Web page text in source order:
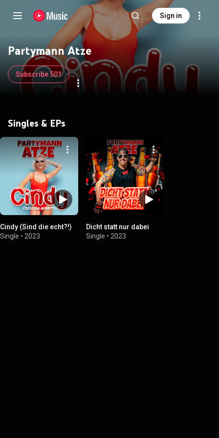
Sign in
Partymann Atze
Subscribe 501
Singles & EPs
Cindy (Sind die echt?!)
Single • 2023
Dicht statt nur dabei
Single • 2023